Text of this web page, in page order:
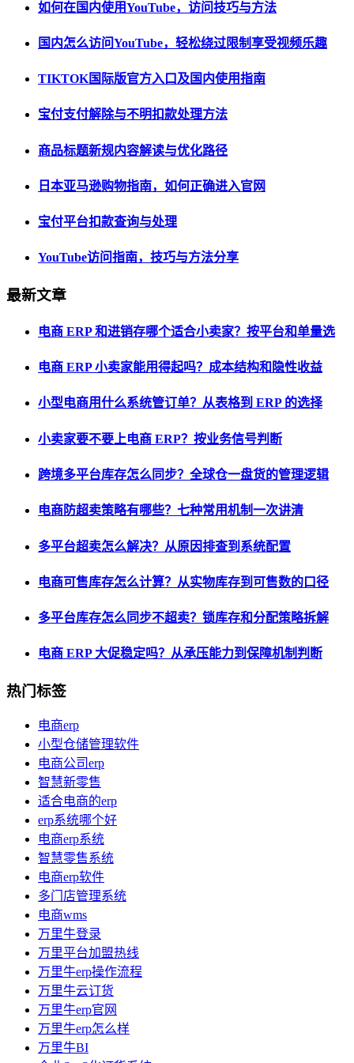
如何在国内使用YouTube，访问技巧与方法
国内怎么访问YouTube，轻松绕过限制享受视频乐趣
TIKTOK国际版官方入口及国内使用指南
宝付支付解除与不明扣款处理方法
商品标题新规内容解读与优化路径
日本亚马逊购物指南，如何正确进入官网
宝付平台扣款查询与处理
YouTube访问指南，技巧与方法分享
最新文章
电商 ERP 和进销存哪个适合小卖家？按平台和单量选
电商 ERP 小卖家能用得起吗？成本结构和隐性收益
小型电商用什么系统管订单？从表格到 ERP 的选择
小卖家要不要上电商 ERP？按业务信号判断
跨境多平台库存怎么同步？全球仓一盘货的管理逻辑
电商防超卖策略有哪些？七种常用机制一次讲清
多平台超卖怎么解决？从原因排查到系统配置
电商可售库存怎么计算？从实物库存到可售数的口径
多平台库存怎么同步不超卖？锁库存和分配策略拆解
电商 ERP 大促稳定吗？从承压能力到保障机制判断
热门标签
电商erp
小型仓储管理软件
电商公司erp
智慧新零售
适合电商的erp
erp系统哪个好
电商erp系统
智慧零售系统
电商erp软件
多门店管理系统
电商wms
万里牛登录
万里平台加盟热线
万里牛erp操作流程
万里牛云订货
万里牛erp官网
万里牛erp怎么样
万里牛BI